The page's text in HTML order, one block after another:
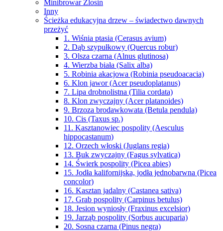
Minibrowar Zlosin
Inny
Ścieżka edukacyjna drzew – świadectwo dawnych
przeżyć
1. Wiśnia ptasia (Cerasus avium)
2. Dąb szypułkowy (Quercus robur)
3. Olsza czarna (Alnus glutinosa)
4. Wierzba biała (Salix alba)
5. Robinia akacjowa (Robinia pseudoacacia)
6. Klon jawor (Acer pseudoplatanus)
7. Lipa drobnolistna (Tilia cordata)
8. Klon zwyczajny (Acer platanoides)
9. Brzoza brodawkowata (Betula pendula)
10. Cis (Taxus sp.)
11. Kasztanowiec pospolity (Aesculus
hippocastanum)
12. Orzech włoski (Juglans regia)
13. Buk zwyczajny (Fagus sylvatica)
14. Świerk pospolity (Picea abies)
15. Jodła kalifornijska, jodła jednobarwna (Picea
concolor)
16. Kasztan jadalny (Castanea sativa)
17. Grab pospolity (Carpinus betulus)
18. Jesion wyniosły (Fraxinus excelsior)
19. Jarząb pospolity (Sorbus aucuparia)
20. Sosna czarna (Pinus negra)